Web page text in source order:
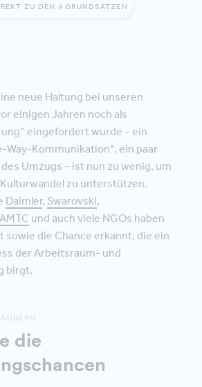
ZU DEN 4 GRUNDSÄTZEN
neue Haltung bei unseren
einigen Jahren noch als
eingefordert wurde – ein
Way-Kommunikation", ein paar
Umzugs – ist nun zu wenig, um
zu unterstützen.
Daimler, Swarovski,
und auch viele NGOs haben
sowie die Chance erkannt, die ein
der Arbeitsraum- und
birgt.
die